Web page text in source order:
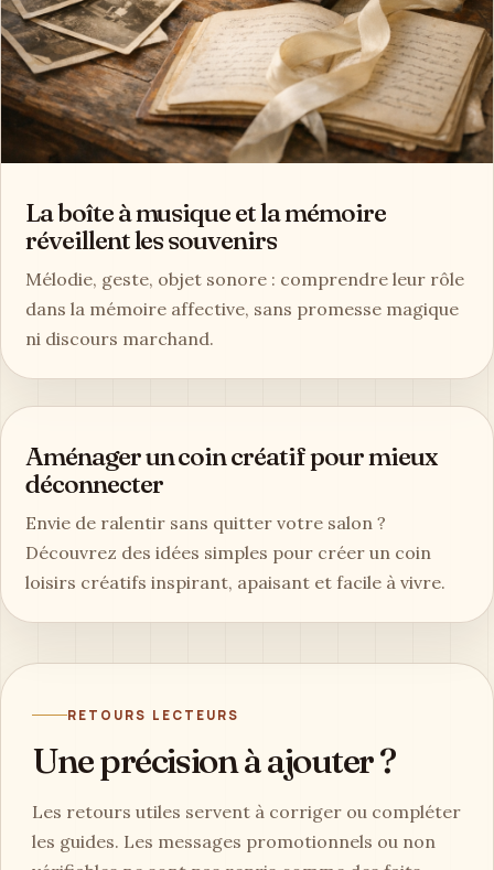
La boîte à musique et la mémoire
réveillent les souvenirs
Mélodie, geste, objet sonore : comprendre leur rôle
dans la mémoire affective, sans promesse magique
ni discours marchand.
Aménager un coin créatif pour mieux
déconnecter
Envie de ralentir sans quitter votre salon ?
Découvrez des idées simples pour créer un coin
loisirs créatifs inspirant, apaisant et facile à vivre.
RETOURS LECTEURS
Une précision à ajouter ?
Les retours utiles servent à corriger ou compléter
les guides. Les messages promotionnels ou non